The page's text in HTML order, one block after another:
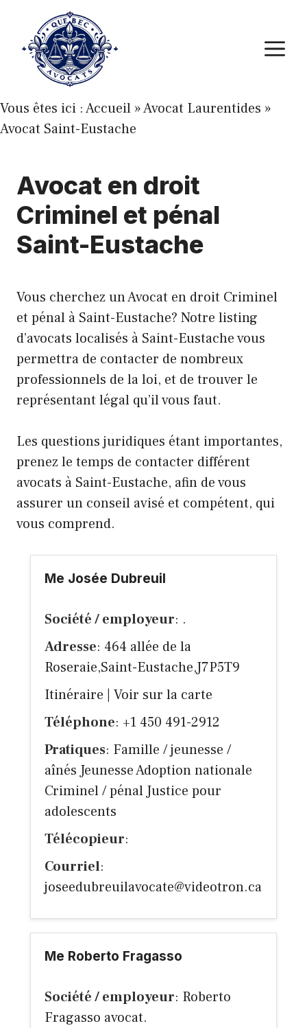
contenu
Vous êtes ici :Accueil »Avocat Laurentides »
Avocat Saint-Eustache
Avocat en droit
Criminel et pénal
Saint-Eustache
Vous cherchez un Avocat en droit Criminel
et pénal à Saint-Eustache? Notre listing
d’avocats localisés à Saint-Eustache vous
permettra de contacter de nombreux
professionnels de la loi, et de trouver le
représentant légal qu’il vous faut.
Les questions juridiques étant importantes,
prenez le temps de contacter différent
avocats à Saint-Eustache, afin de vous
assurer un conseil avisé et compétent, qui
vous comprend.
Me Josée Dubreuil
Société / employeur: .
Adresse: 464 allée de la
Roseraie,Saint-Eustache,J7P5T9
Itinéraire
Voir sur la carte
Téléphone: +1 450 491-2912
Pratiques: Famille / jeunesse /
aînés Jeunesse Adoption nationale
Criminel / pénal Justice pour
adolescents
Télécopieur:
Courriel:
joseedubreuilavocate@videotron.ca
Me Roberto Fragasso
Société / employeur: Roberto
Fragasso avocat.